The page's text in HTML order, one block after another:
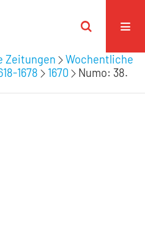
Zeitungen
Wochentliche
1678
1670
Numo: 38.